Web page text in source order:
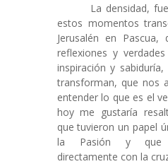
La densidad,
estos momentos
Jerusalén en
reflexiones y
inspiración y
transforman, que nos
entender lo que es el
hoy me gustaría
que tuvieron un papel
la Pasión y que
directamente con la